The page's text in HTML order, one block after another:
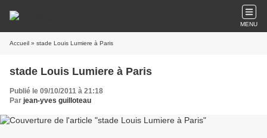
MENU
Accueil » stade Louis Lumiere à Paris
stade Louis Lumiere à Paris
Publié le 09/10/2011 à 21:18
Par jean-yves guilloteau